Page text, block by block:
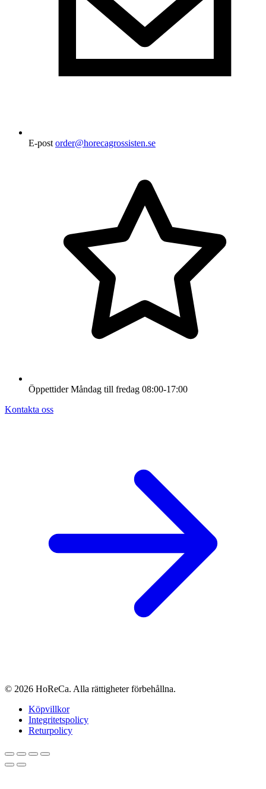
E-post order@horecagrossisten.se
Öppettider Måndag till fredag 08:00-17:00
Kontakta oss
© 2026 HoReCa. Alla rättigheter förbehållna.
Köpvillkor
Integritetspolicy
Returpolicy